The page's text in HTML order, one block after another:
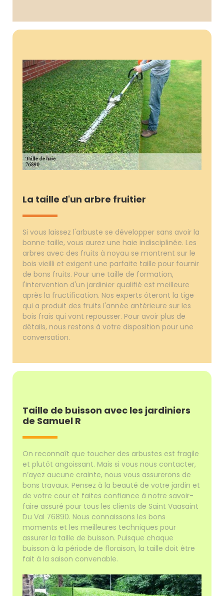
La taille d'un arbre fruitier
Si vous laissez l'arbuste se développer sans avoir la
bonne taille, vous aurez une haie indisciplinée. Les
arbres avec des fruits à noyau se montrent sur le
bois vieilli et exigent une parfaite taille pour fournir
de bons fruits. Pour une taille de formation,
l'intervention d'un jardinier qualifié est meilleure
après la fructification. Nos experts ôteront la tige
qui a produit des fruits l'année antérieure sur les
bois frais qui vont repousser. Pour avoir plus de
détails, nous restons à votre disposition pour une
conversation.
Taille de buisson avec les jardiniers
de Samuel R
On reconnaît que toucher des arbustes est fragile
et plutôt angoissant. Mais si vous nous contacter,
n’ayez aucune crainte, nous vous assurerons de
bons travaux. Pensez à la beauté de votre jardin et
de votre cour et faites confiance à notre savoir-
faire assuré pour tous les clients de Saint Vaasaint
Du Val 76890. Nous connaissons les bons
moments et les meilleures techniques pour
assurer la taille de buisson. Puisque chaque
buisson à la période de floraison, la taille doit être
fait à la saison convenable.